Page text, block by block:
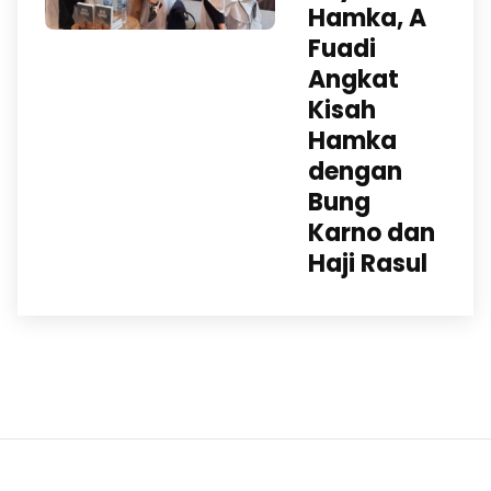
Hamka, A
Fuadi
Angkat
Kisah
Hamka
dengan
Bung
Karno dan
Haji Rasul